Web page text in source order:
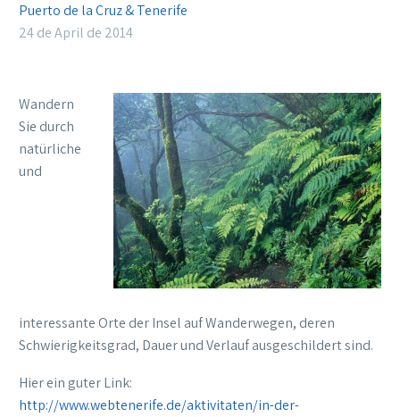
Puerto de la Cruz & Tenerife
24 de April de 2014
Wandern
Sie durch
natürliche
und
interessante Orte der Insel auf Wanderwegen, deren
Schwierigkeitsgrad, Dauer und Verlauf ausgeschildert sind.
Hier ein guter Link:
http://www.webtenerife.de/aktivitaten/in-der-